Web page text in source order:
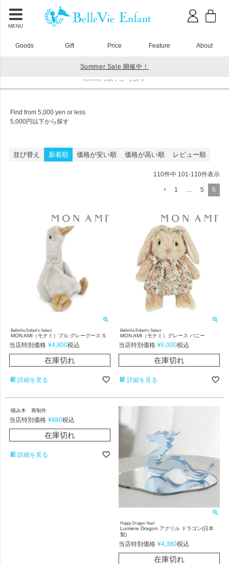
MENU
Goods Gift Price Feature About
Summer Sale 開催中！
5,000円以下から探す
Find from 5,000 yen or less
5,000円以下から探す
並び替え 新着順 価格が安い順 価格が高い順 レビュー順
110件中 101 -110件表示
1 5 6
BelleVie Enfant's Select
MON AMI（モナミ）プル グレーグース S
当店特別価格 ¥4,800税込
在庫切れ
詳細を見る
BelleVie Enfant's Select
MON AMI（モナミ）グレース バニー
当店特別価格 ¥6,000税込
在庫切れ
詳細を見る
積み木 再制作
当店特別価格 ¥880税込
在庫切れ
詳細を見る
Happy Dragon Year!
Lumiere Dragon アクリル ドラゴン(日本
製)
当店特別価格 ¥4,380税込
在庫切れ